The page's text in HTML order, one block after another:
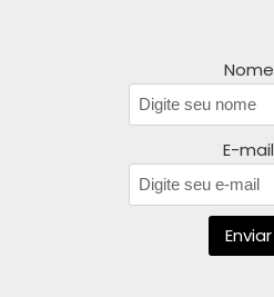
Nome
E-mail